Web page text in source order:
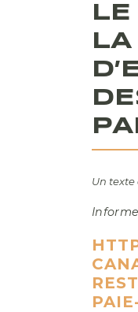
Un texte